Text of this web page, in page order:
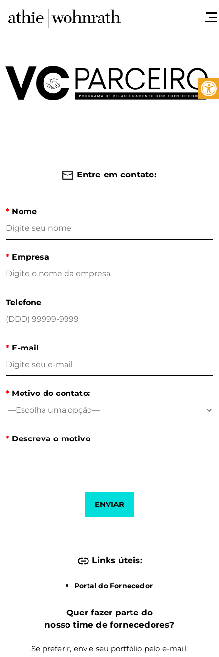
Barra
Entre em contato:
* Nome
* Empresa
Telefone
* E-mail
* Motivo do contato:
* Descreva o motivo
Links úteis:
Portal do Fornecedor
Quer fazer parte do
nosso time de fornecedores?
Se preferir, envie seu portfólio pelo e-mail: